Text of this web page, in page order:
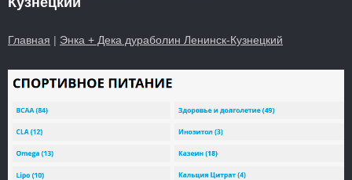
Главная | Энка + Дека дураболин Ленинск-Кузнецкий